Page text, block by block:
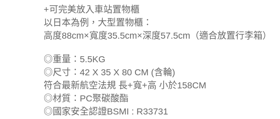
+可完美放入車站置物櫃
以日本為例，大型置物櫃：
高度88cm×寬度35.5cm×深度57.5cm（適合放置行李箱）
◎重量：5.5KG
◎尺寸：42 X 35 X 80 CM (含輪)
符合最新航空法規 長+寬+高 小於158CM
◎材質：PC聚碳酸酯
◎國家安全認證BSMI : R33731